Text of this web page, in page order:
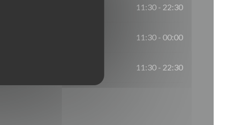
11:30 - 22:30
11:30 - 00:00
11:30 - 22:30